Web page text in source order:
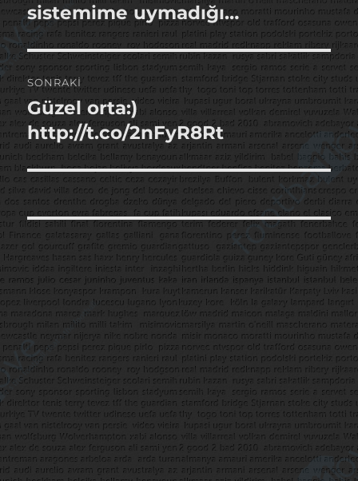
yazı:
sistemime uymadığı…
SONRAKI
Sonraki
yazı:
Güzel orta:)
http://t.co/2nFyR8Rt